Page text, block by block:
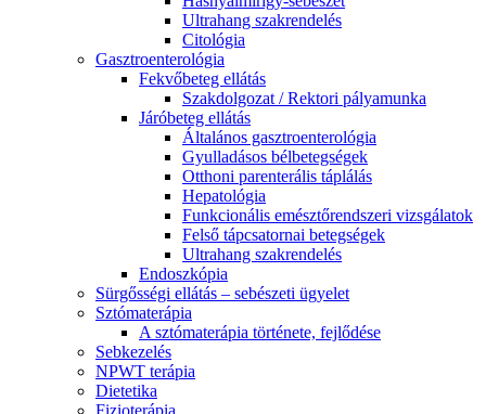
Ultrahang szakrendelés
Citológia
Gasztroenterológia
Fekvőbeteg ellátás
Szakdolgozat / Rektori pályamunka
Járóbeteg ellátás
Általános gasztroenterológia
Gyulladásos bélbetegségek
Otthoni parenterális táplálás
Hepatológia
Funkcionális emésztőrendszeri vizsgálatok
Felső tápcsatornai betegségek
Ultrahang szakrendelés
Endoszkópia
Sürgősségi ellátás – sebészeti ügyelet
Sztómaterápia
A sztómaterápia története, fejlődése
Sebkezelés
NPWT terápia
Dietetika